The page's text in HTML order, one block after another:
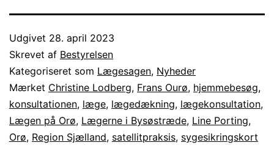
Udgivet 28. april 2023
Skrevet af Bestyrelsen
Kategoriseret som Lægesagen, Nyheder
Mærket Christine Lodberg, Frans Ourø, hjemmebesøg,
konsultationen, læge, lægedækning, lægekonsultation,
Lægen på Orø, Lægerne i Bysøstræde, Line Porting,
Orø, Region Sjælland, satellitpraksis, sygesikringskort